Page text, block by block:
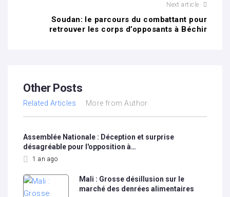
Next article
Soudan: le parcours du combattant pour
retrouver les corps d’opposants à Béchir
Other Posts
Related Articles More from Author
Assemblée Nationale : Déception et surprise
désagréable pour l'opposition à…
1 an ago
Mali : Grosse désillusion sur le
marché des denrées alimentaires